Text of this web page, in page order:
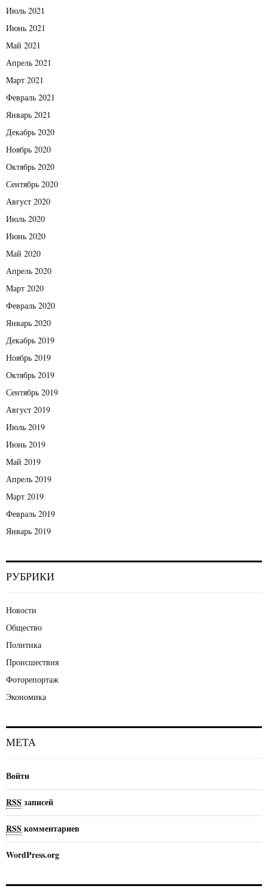
Июль 2021
Июнь 2021
Май 2021
Апрель 2021
Март 2021
Февраль 2021
Январь 2021
Декабрь 2020
Ноябрь 2020
Октябрь 2020
Сентябрь 2020
Август 2020
Июль 2020
Июнь 2020
Май 2020
Апрель 2020
Март 2020
Февраль 2020
Январь 2020
Декабрь 2019
Ноябрь 2019
Октябрь 2019
Сентябрь 2019
Август 2019
Июль 2019
Июнь 2019
Май 2019
Апрель 2019
Март 2019
Февраль 2019
Январь 2019
РУБРИКИ
Новости
Общество
Политика
Происшествия
Фоторепортаж
Экономика
МЕТА
Войти
RSSзаписей
RSSкомментариев
WordPress.org